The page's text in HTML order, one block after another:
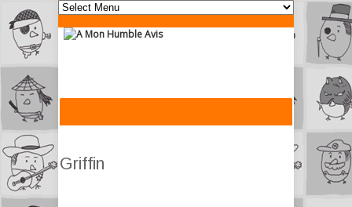
Griffin